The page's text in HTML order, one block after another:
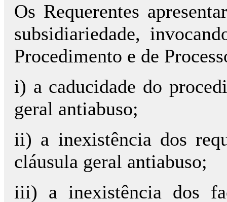
Os Requerentes
subsidiariedade,
Procedimento e de
i) a caducidade do
geral antiabuso;
ii) a inexistência dos
cláusula geral antiabuso;
iii) a inexistência dos